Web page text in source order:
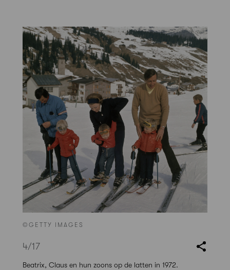
©GETTY IMAGES
4/17
Beatrix, Claus en hun zoons op de latten in 1972.